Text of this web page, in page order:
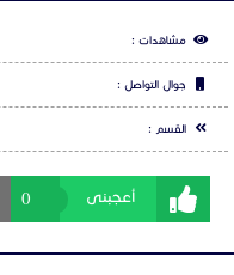
مشاهدات :
جوال التواصل :
القسم :
أعجبنى 0